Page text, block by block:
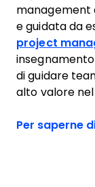
management
e guidata da
project
di guidare
alto valore
Per saperne